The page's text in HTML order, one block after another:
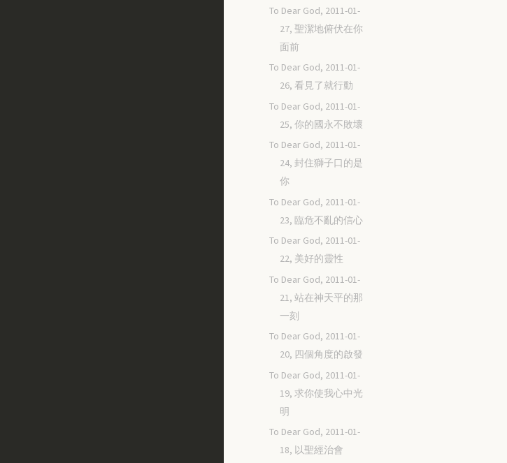
To Dear God, 2011-01-
27, 聖潔地俯伏在你
面前
To Dear God, 2011-01-
26, 看見了就行動
To Dear God, 2011-01-
25, 你的國永不敗壞
To Dear God, 2011-01-
24, 封住獅子口的是
你
To Dear God, 2011-01-
23, 臨危不亂的信心
To Dear God, 2011-01-
22, 美好的靈性
To Dear God, 2011-01-
21, 站在神天平的那
一刻
To Dear God, 2011-01-
20, 四個角度的啟發
To Dear God, 2011-01-
19, 求你使我心中光
明
To Dear God, 2011-01-
18, 以聖經治會